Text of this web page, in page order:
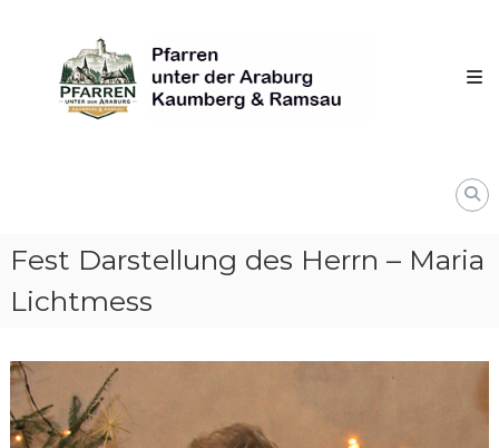
content
unter
derAraburg
Kaumberg
Fest Darstellung des Herrn – Maria
Lichtmess